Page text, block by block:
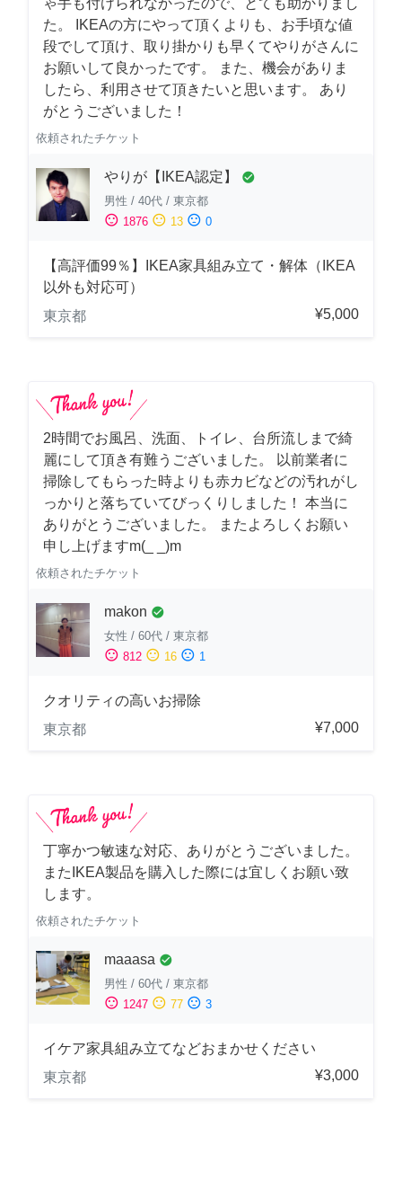
ゃ手も付けられなかったので、とても助かりまし
た。 IKEAの方にやって頂くよりも、お手頃な値
段でして頂け、取り掛かりも早くてやりがさんに
お願いして良かったです。 また、機会がありま
したら、利用させて頂きたいと思います。 あり
がとうございました！
依頼されたチケット
やりが【IKEA認定】 check_circle
男性 / 40代 / 東京都
sentiment_satisfied 1876 sentiment_neutral 13 sentiment_dissatisfied 0
【高評価99％】IKEA家具組み立て・解体（IKEA
以外も対応可）
東京都
¥5,000
2時間でお風呂、洗面、トイレ、台所流しまで綺
麗にして頂き有難うございました。 以前業者に
掃除してもらった時よりも赤カビなどの汚れがし
っかりと落ちていてびっくりしました！ 本当に
ありがとうございました。 またよろしくお願い
申し上げますm(_ _)m
依頼されたチケット
makon check_circle
女性 / 60代 / 東京都
sentiment_satisfied 812 sentiment_neutral 16 sentiment_dissatisfied 1
クオリティの高いお掃除
東京都
¥7,000
丁寧かつ敏速な対応、ありがとうございました。
またIKEA製品を購入した際には宜しくお願い致
します。
依頼されたチケット
maaasa check_circle
男性 / 60代 / 東京都
sentiment_satisfied 1247 sentiment_neutral 77 sentiment_dissatisfied 3
イケア家具組み立てなどおまかせください
東京都
¥3,000